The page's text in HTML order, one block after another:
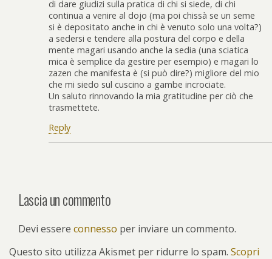
di dare giudizi sulla pratica di chi si siede, di chi
continua a venire al dojo (ma poi chissà se un seme
si è depositato anche in chi è venuto solo una volta?)
a sedersi e tendere alla postura del corpo e della
mente magari usando anche la sedia (una sciatica
mica è semplice da gestire per esempio) e magari lo
zazen che manifesta è (si può dire?) migliore del mio
che mi siedo sul cuscino a gambe incrociate.
Un saluto rinnovando la mia gratitudine per ciò che
trasmettete.
Reply
Lascia un commento
Devi essere connesso per inviare un commento.
Questo sito utilizza Akismet per ridurre lo spam. Scopri